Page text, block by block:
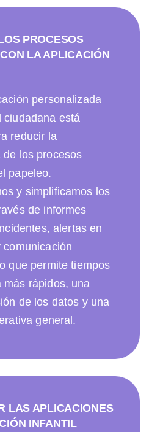
PROCESOS
LA APLICACIÓN
personalizada
ciudadana está
reducir la
de los procesos
papeleo.
y simplificamos los
de informes
alertas en
que permite tiempos
más rápidos, una
de los datos y una
general.
LAS APLICACIONES
INFANTIL